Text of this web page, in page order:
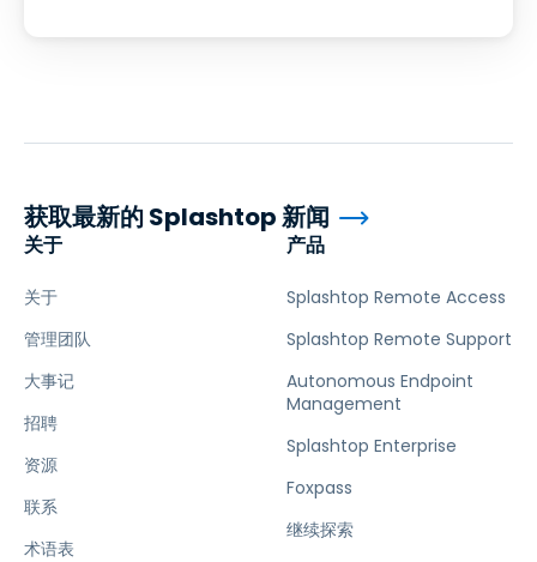
关于
关于
管理团队
大事记
招聘
资源
联系
术语表
产品
Splashtop Remote Access
Splashtop Remote Support
Autonomous Endpoint
Management
Splashtop Enterprise
Foxpass
继续探索
获取最新的 Splashtop 新闻